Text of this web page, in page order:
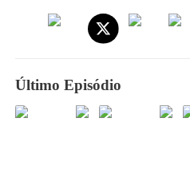
Último Episódio